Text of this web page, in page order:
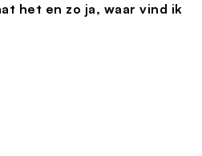
het en zo ja, waar vind ik